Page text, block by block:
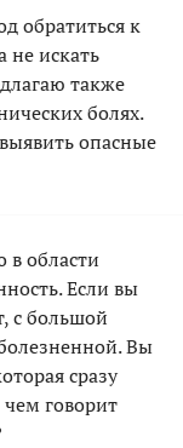
обратиться к
не искать
также
болях.
опасные
в области
Если вы
с большой
Вы
сразу
говорит